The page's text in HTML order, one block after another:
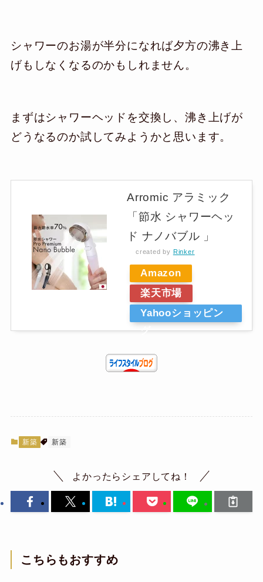
シャワーのお湯が半分になれば夕方の沸き上
げもしなくなるのかもしれません。
まずはシャワーヘッドを交換し、沸き上げが
どうなるのか試してみようかと思います。
Arromic アラミック
「節水 シャワーヘッ
ド ナノバブル 」
created by Rinker
Amazon
楽天市場
Yahooショッピン
グ
新築 新築
よかったらシェアしてね！
こちらもおすすめ